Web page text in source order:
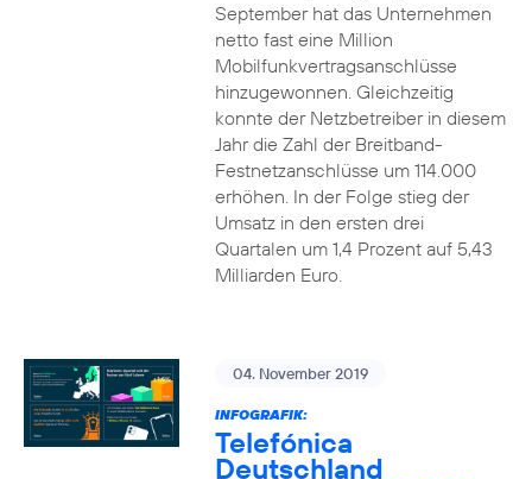
September hat das Unternehmen
netto fast eine Million
Mobilfunkvertragsanschlüsse
hinzugewonnen. Gleichzeitig
konnte der Netzbetreiber in diesem
Jahr die Zahl der Breitband-
Festnetzanschlüsse um 114.000
erhöhen. In der Folge stieg der
Umsatz in den ersten drei
Quartalen um 1,4 Prozent auf 5,43
Milliarden Euro.
04. November 2019
INFOGRAFIK:
Telefónica
Deutschland